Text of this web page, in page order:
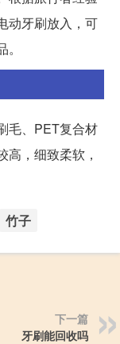
动牙刷放入，可
毛、PET复合材
，细致柔软，
竹子
下一篇
牙刷能回收吗